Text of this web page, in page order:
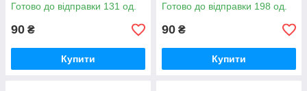
Готово до відправки 131 од.
90 ₴
Купити
Готово до відправки 198 од.
90 ₴
Купити